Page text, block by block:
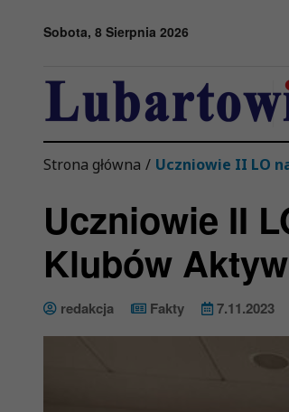
Sobota, 8 Sierpnia 2026
Strona główna / Uczniowie II LO
Uczniowie II
Klubów
redakcja Fakty 7.11.2023